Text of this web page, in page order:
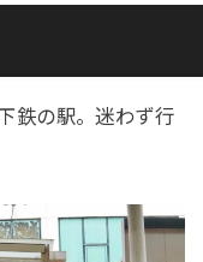
鉄の駅。迷わず行